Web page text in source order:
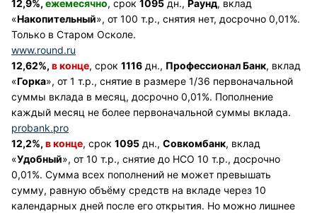
12,9%, ежемесячно, срок 1095 дн., Раунд, вклад
«Накопительный», от 100 т.р., снятия нет, досрочно 0,01%.
Только в Старом Осколе.
www.round.ru
12,62%, в конце, срок 1116 дн., Профессионал Банк, вклад
«Горка», от 1 т.р., снятие в размере 1/36 первоначальной
суммы вклада в месяц, досрочно 0,01%. Пополнение
каждый месяц не более первоначальной суммы вклада.
probank.pro
12,2%, в конце, срок 1095 дн., Совкомбанк, вклад
«Удобный», от 10 т.р., снятие до НСО 10 т.р., досрочно
0,01%. Сумма всех пополнений не может превышать
сумму, равную объёму средств на вкладе через 10
календарных дней после его открытия. Но можно лишнее